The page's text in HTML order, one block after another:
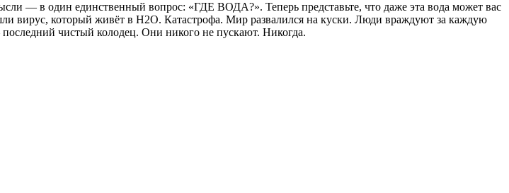
— в один единственный вопрос: «ГДЕ ВОДА?». Теперь представьте, что даже эта вода может вас
вирус, который живёт в H2O. Катастрофа. Мир развалился на куски. Люди враждуют за каждую
чистый колодец. Они никого не пускают. Никогда.